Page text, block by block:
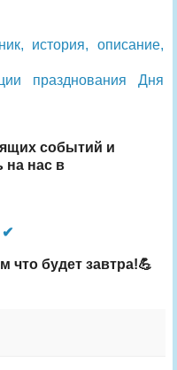
история, описание,
празднования Дня
событий и
на нас в
✔
что будет завтра!💪